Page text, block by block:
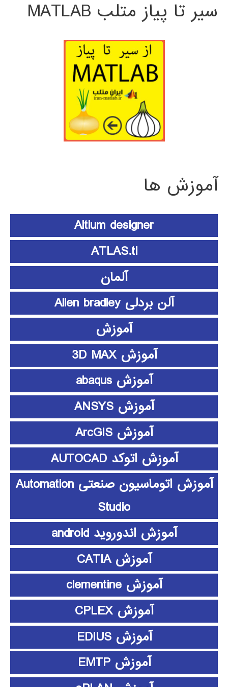
سیر تا پیاز متلب MATLAB
آموزش ها
Altium designer
ATLAS.ti
آلمان
آلن بردلی Allen bradley
آموزش
آموزش 3D MAX
آموزش abaqus
آموزش ANSYS
آموزش ArcGIS
آموزش اتوکد AUTOCAD
آموزش اتوماسیون صنعتی Automation
Studio
آموزش اندوروید android
آموزش CATIA
آموزش clementine
آموزش CPLEX
آموزش EDIUS
آموزش EMTP